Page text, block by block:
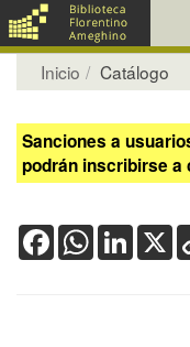
Inicio Catálogo
Sanciones a
podrán inscribirse a
FacebookWhatsAppX